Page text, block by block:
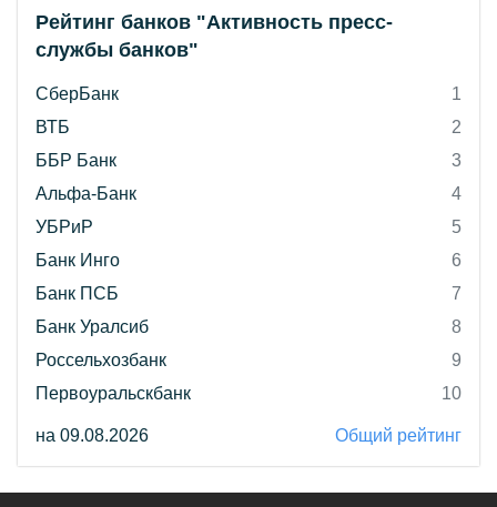
Рейтинг банков "Активность пресс-
службы банков"
СберБанк
1
ВТБ
2
ББР Банк
3
Альфа-Банк
4
УБРиР
5
Банк Инго
6
Банк ПСБ
7
Банк Уралсиб
8
Россельхозбанк
9
Первоуральскбанк
10
на 09.08.2026 Общий рейтинг